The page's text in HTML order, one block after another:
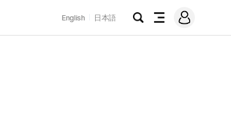
English 日本語
검
전
메
그